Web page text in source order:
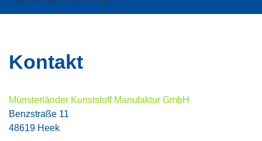
Kontakt
Münsterländer Kunststoff Manufaktur GmbH
Benzstraße 11
48619 Heek